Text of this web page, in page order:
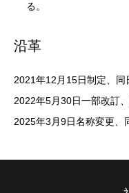
る。
沿革
2021年12月15日制定、同
2022年5月30日一部改訂
2025年3月9日名称変更、